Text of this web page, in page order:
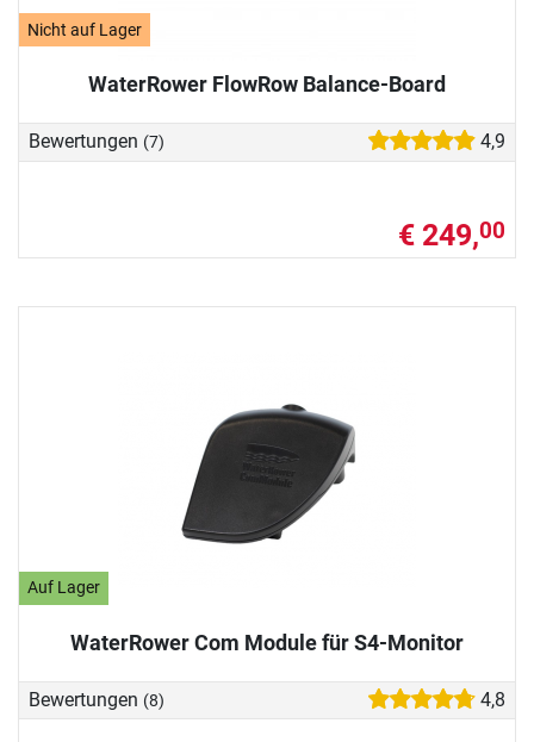
Nicht auf Lager
WaterRower FlowRow Balance-Board
Bewertungen (7) 4,9
€ 249,00
Auf Lager
WaterRower Com Module für S4-Monitor
Bewertungen (8) 4,8